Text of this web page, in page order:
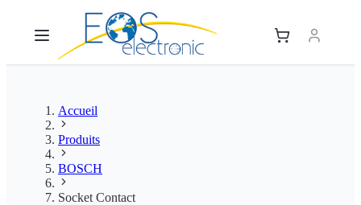
Accueil
Produits
BOSCH
Socket Contact